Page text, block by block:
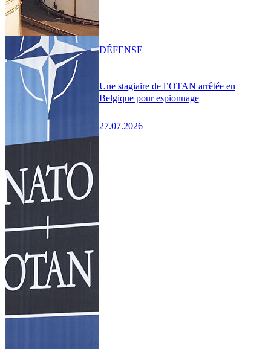
Une stagiaire de l’OTAN arrêtée en
Belgique pour espionnage
27.07.2026
DÉFENSE